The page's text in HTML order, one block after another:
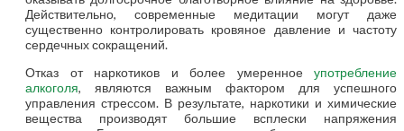
Действительно, современные медитации могут даже
существенно контролировать кровяное давление и частоту
сердечных сокращений.
Отказ от наркотиков и более умеренное употребление
алкоголя, являются важным фактором для успешного
управления стрессом. В результате, наркотики и химические
вещества производят большие всплески напряжения